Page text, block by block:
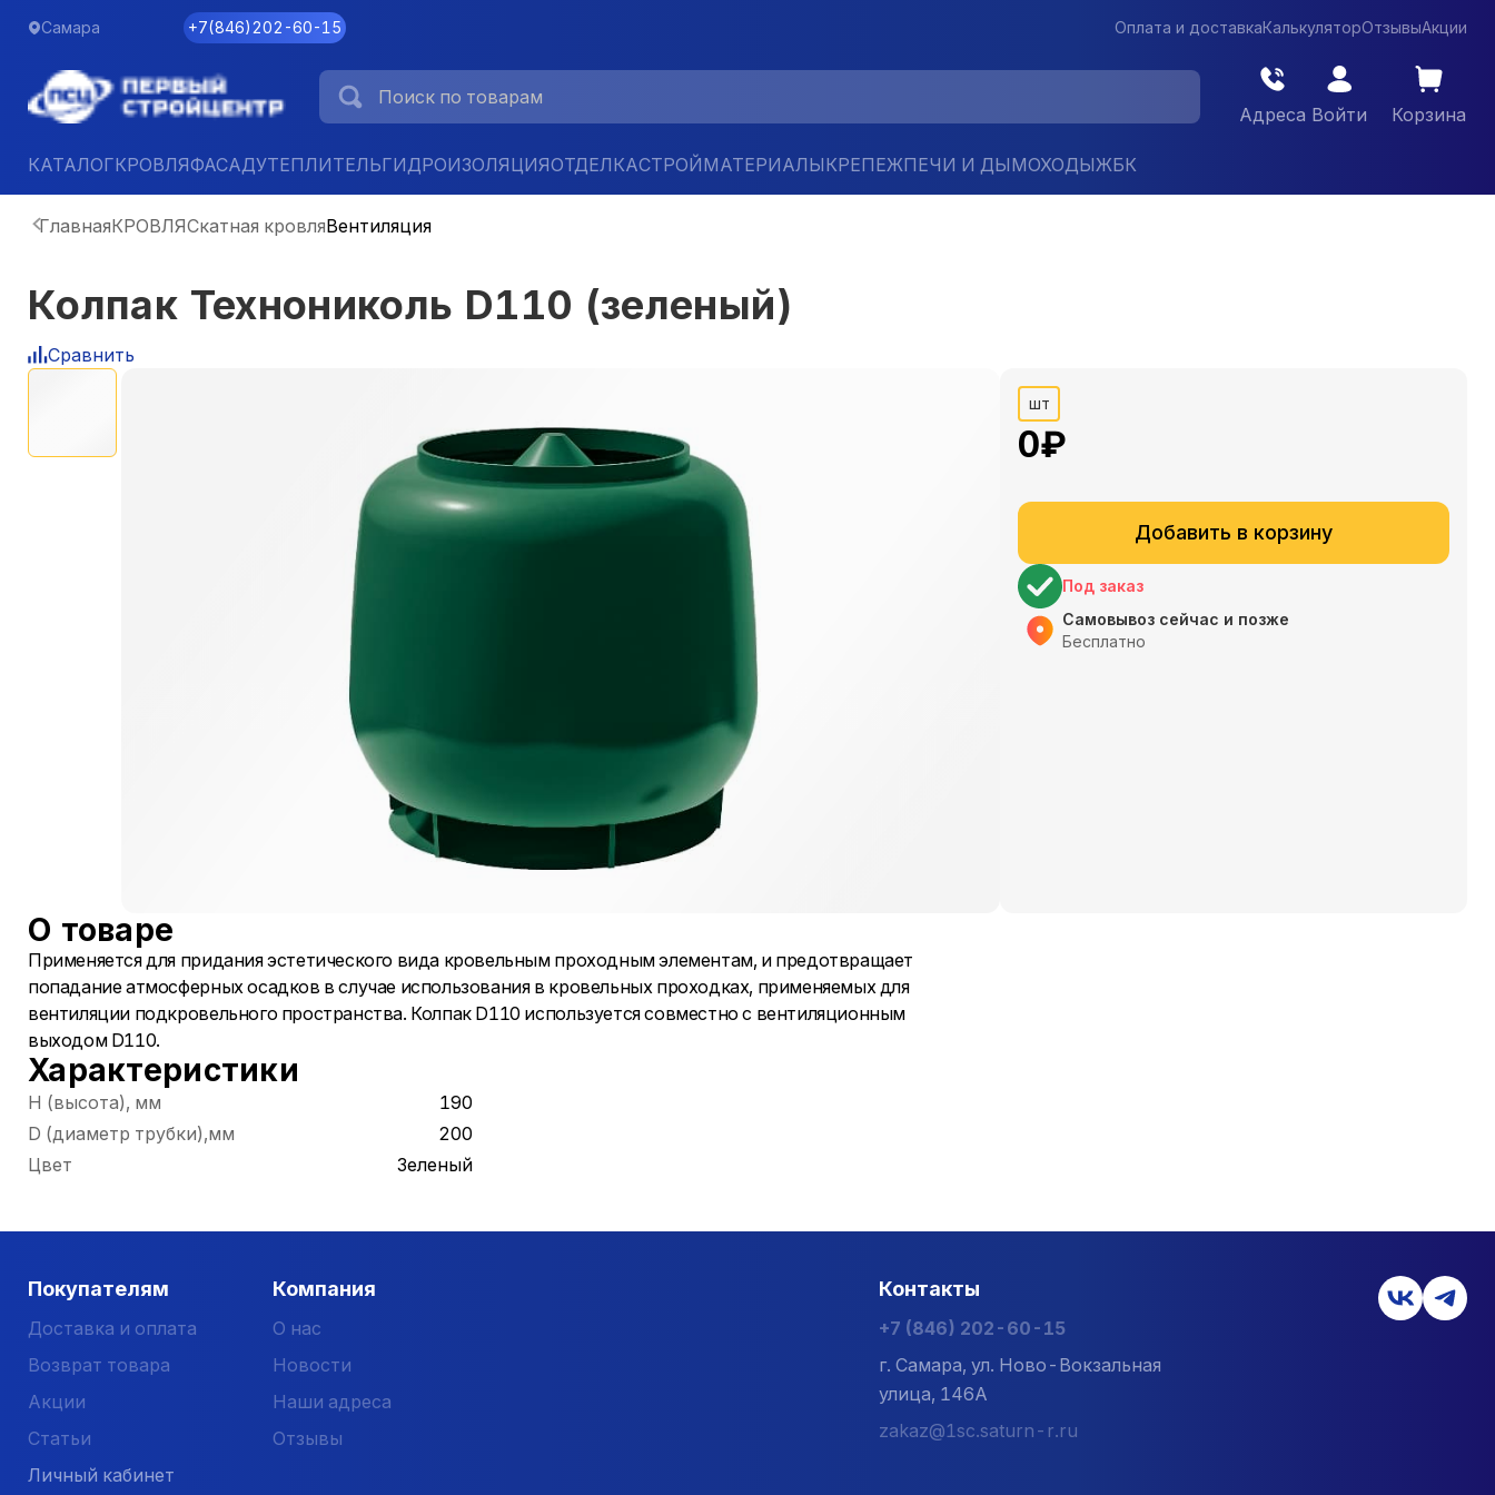
Самара +7(846)202-60-15 Оплата и доставкаКалькуляторОтзывыАкции
Адреса Войти Корзина
КАТАЛОГКРОВЛЯФАСАДУТЕПЛИТЕЛЬГИДРОИЗОЛЯЦИЯОТДЕЛКАСТРОЙМАТЕРИАЛЫКРЕПЕЖПЕЧИ И ДЫМОХОДЫЖБК
ГлавнаяКРОВЛЯСкатная кровляВентиляция
Колпак Технониколь D110 (зеленый)
Сравнить
шт
0₽
Добавить в корзину
Под заказ
Самовывоз сейчас и позже
Бесплатно
О товаре
Применяется для придания эстетического вида кровельным проходным элементам, и предотвращает
попадание атмосферных осадков в случае использования в кровельных проходках, применяемых для
вентиляции подкровельного пространства. Колпак D110 используется совместно с вентиляционным
выходом D110.
Характеристики
Н (высота), мм
190
D (диаметр трубки),мм
200
Цвет
Зеленый
Покупателям
Доставка и оплата
Возврат товара
Акции
Статьи
Личный кабинет
Компания
О нас
Новости
Наши адреса
Отзывы
Контакты
+7 (846) 202-60-15
г. Самара, ул. Ново-Вокзальная
улица, 146А
zakaz@1sc.saturn-r.ru